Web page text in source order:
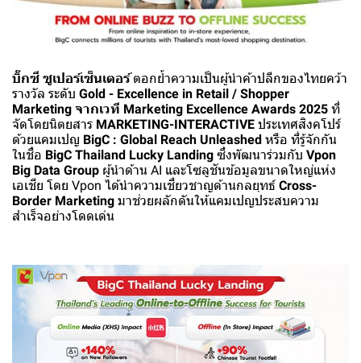
บิ๊กซี ซูเปอร์เซ็นเตอร์ตอกย้ำความเป็นผู้นำค้าปลีกของไทยคว้า
รางวัล ระดับ Gold - Excellence in Retail / Shopper
Marketing จากเวที Marketing Excellence Awards 2025 ที่
จัดโดยนิตยสาร MARKETING-INTERACTIVE ประเทศสิงคโปร์
ด้วยแคมเปญ BigC : Global Reach Unleashed หรือ ที่รู้จักกัน
ในชื่อ BigC Thailand Lucky Landing ซึ่งพัฒนาร่วมกับ Vpon
Big Data Group ผู้นำด้าน AI และโซลูชันข้อมูลขนาดใหญ่แห่ง
เอเชีย โดย Vpon ได้นำความเชี่ยวชาญด้านกลยุทธ์ Cross-
Border Marketing มาช่วยผลักดันให้แคมเปญประสบความ
สำเร็จอย่างโดดเด่น